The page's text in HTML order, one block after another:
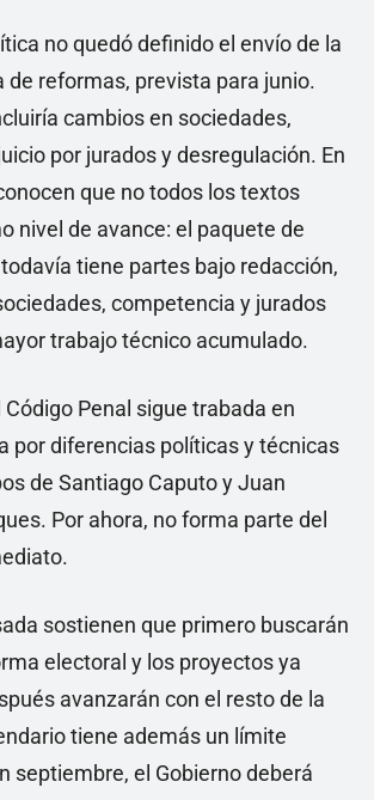
no quedó definido el envío de la
de reformas, prevista para junio.
cambios en sociedades,
por jurados y desregulación. En
que no todos los textos
nivel de avance: el paquete de
tiene partes bajo redacción,
competencia y jurados
trabajo técnico acumulado.
Penal sigue trabada en
por diferencias políticas y técnicas
de Santiago Caputo y Juan
Por ahora, no forma parte del
sostienen que primero buscarán
electoral y los proyectos ya
avanzarán con el resto de la
tiene además un límite
septiembre, el Gobierno deberá